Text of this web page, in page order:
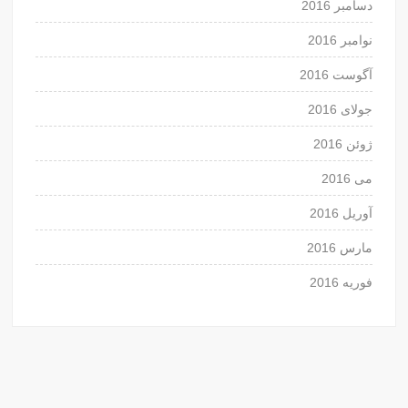
دسامبر 2016
نوامبر 2016
آگوست 2016
جولای 2016
ژوئن 2016
می 2016
آوریل 2016
مارس 2016
فوریه 2016